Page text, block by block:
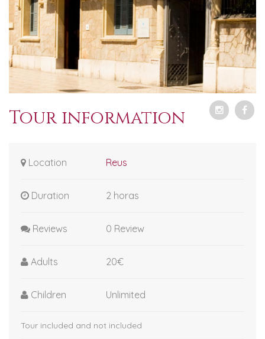
Tour information
Location Reus
Duration 2 horas
Reviews 0 Review
Adults 20€
Children Unlimited
Tour included and not included